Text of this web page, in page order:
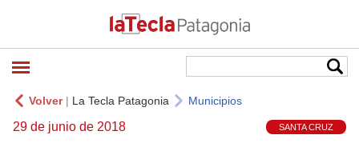
Volver| La Tecla Patagonia Municipios
29 de junio de 2018 SANTA CRUZ